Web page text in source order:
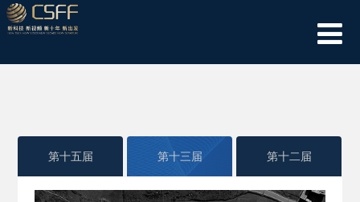
第十五届 第十三届 第十二届